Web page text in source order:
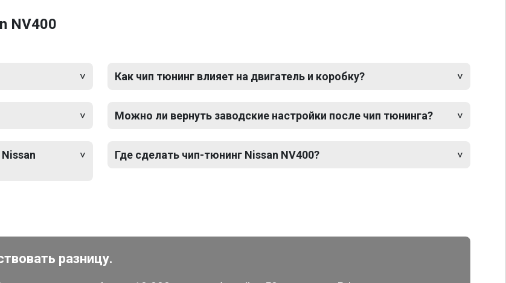
NV400
Как чип тюнинг влияет на двигатель и коробку?
Можно ли вернуть заводские настройки после чип тюнинга?
Где сделать чип-тюнинг Nissan NV400?
разницу.